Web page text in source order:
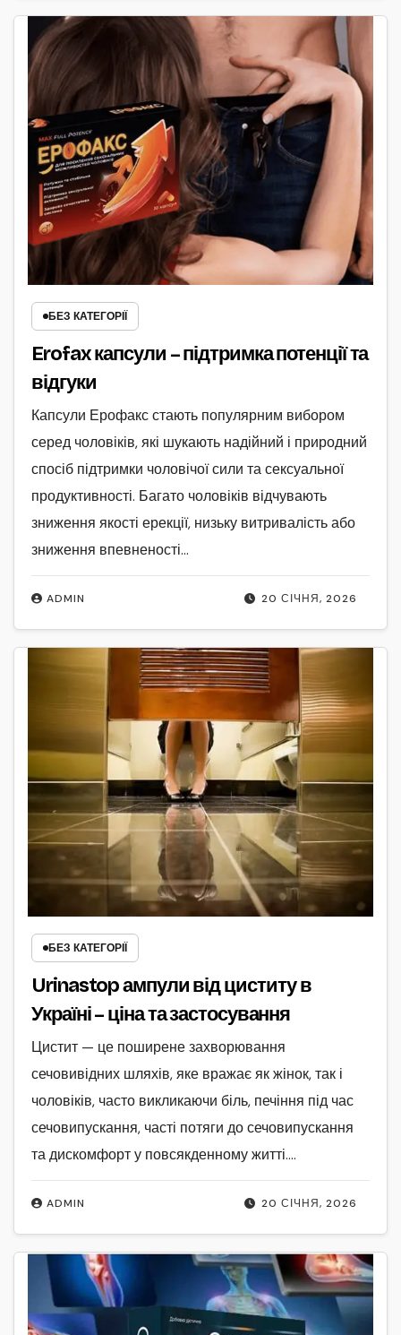
БЕЗ КАТЕГОРІЇ
Erofax капсули – підтримка потенції та
відгуки
20 СІЧНЯ, 2026
ADMIN
Капсули Ерофакс стають популярним вибором
серед чоловіків, які шукають надійний і природний
спосіб підтримки чоловічої сили та сексуальної
продуктивності. Багато чоловіків відчувають
зниження якості ерекції, низьку витривалість або
зниження впевненості…
БЕЗ КАТЕГОРІЇ
Urinastop ампули від циститу в
Україні – ціна та застосування
20 СІЧНЯ, 2026
ADMIN
Цистит — це поширене захворювання
сечовивідних шляхів, яке вражає як жінок, так і
чоловіків, часто викликаючи біль, печіння під час
сечовипускання, часті потяги до сечовипускання
та дискомфорт у повсякденному житті.…